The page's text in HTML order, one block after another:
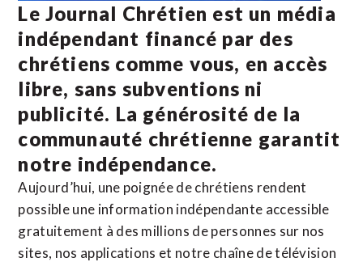
Le Journal Chrétien est un média
indépendant financé par des
chrétiens comme vous, en accès
libre, sans subventions ni
publicité. La générosité de la
communauté chrétienne garantit
notre indépendance.
Aujourd’hui, une poignée de chrétiens rendent
possible une information indépendante accessible
gratuitement à des millions de personnes sur nos
sites, nos applications et notre chaîne de télévision